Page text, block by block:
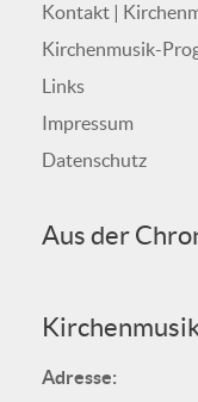
Kontakt |
Kirchenmusik-
Links
Impressum
Datenschutz
Aus der
Adresse: